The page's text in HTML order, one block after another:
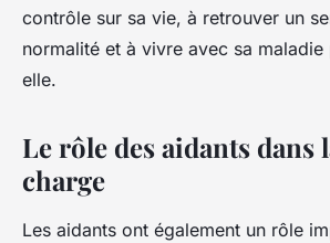
contrôle sur sa vie, à retrouver un
normalité et à vivre avec sa
elle.
Le rôle des aidants dans
charge
Les aidants ont également un rôle